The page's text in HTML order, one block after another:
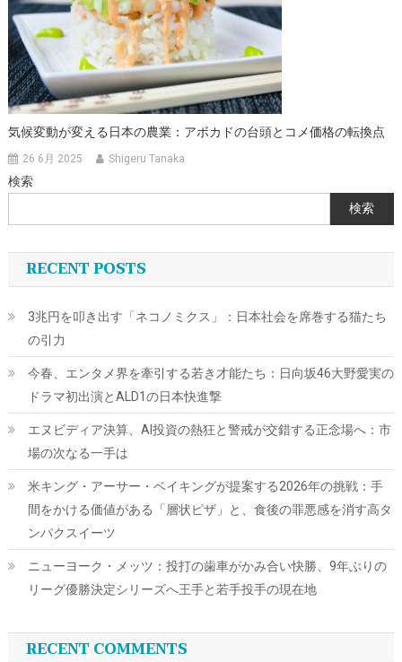
気候変動が変える日本の農業：アボカドの台頭とコメ価格の転換点
26 6月 2025 Shigeru Tanaka
検索
検索
RECENT POSTS
3兆円を叩き出す「ネコノミクス」：日本社会を席巻する猫たち
の引力
今春、エンタメ界を牽引する若き才能たち：日向坂46大野愛実の
ドラマ初出演とALD1の日本快進撃
エヌビディア決算、AI投資の熱狂と警戒が交錯する正念場へ：市
場の次なる一手は
米キング・アーサー・ベイキングが提案する2026年の挑戦：手
間をかける価値がある「層状ピザ」と、食後の罪悪感を消す高タ
ンパクスイーツ
ニューヨーク・メッツ：投打の歯車がかみ合い快勝、9年ぶりの
リーグ優勝決定シリーズへ王手と若手投手の現在地
RECENT COMMENTS